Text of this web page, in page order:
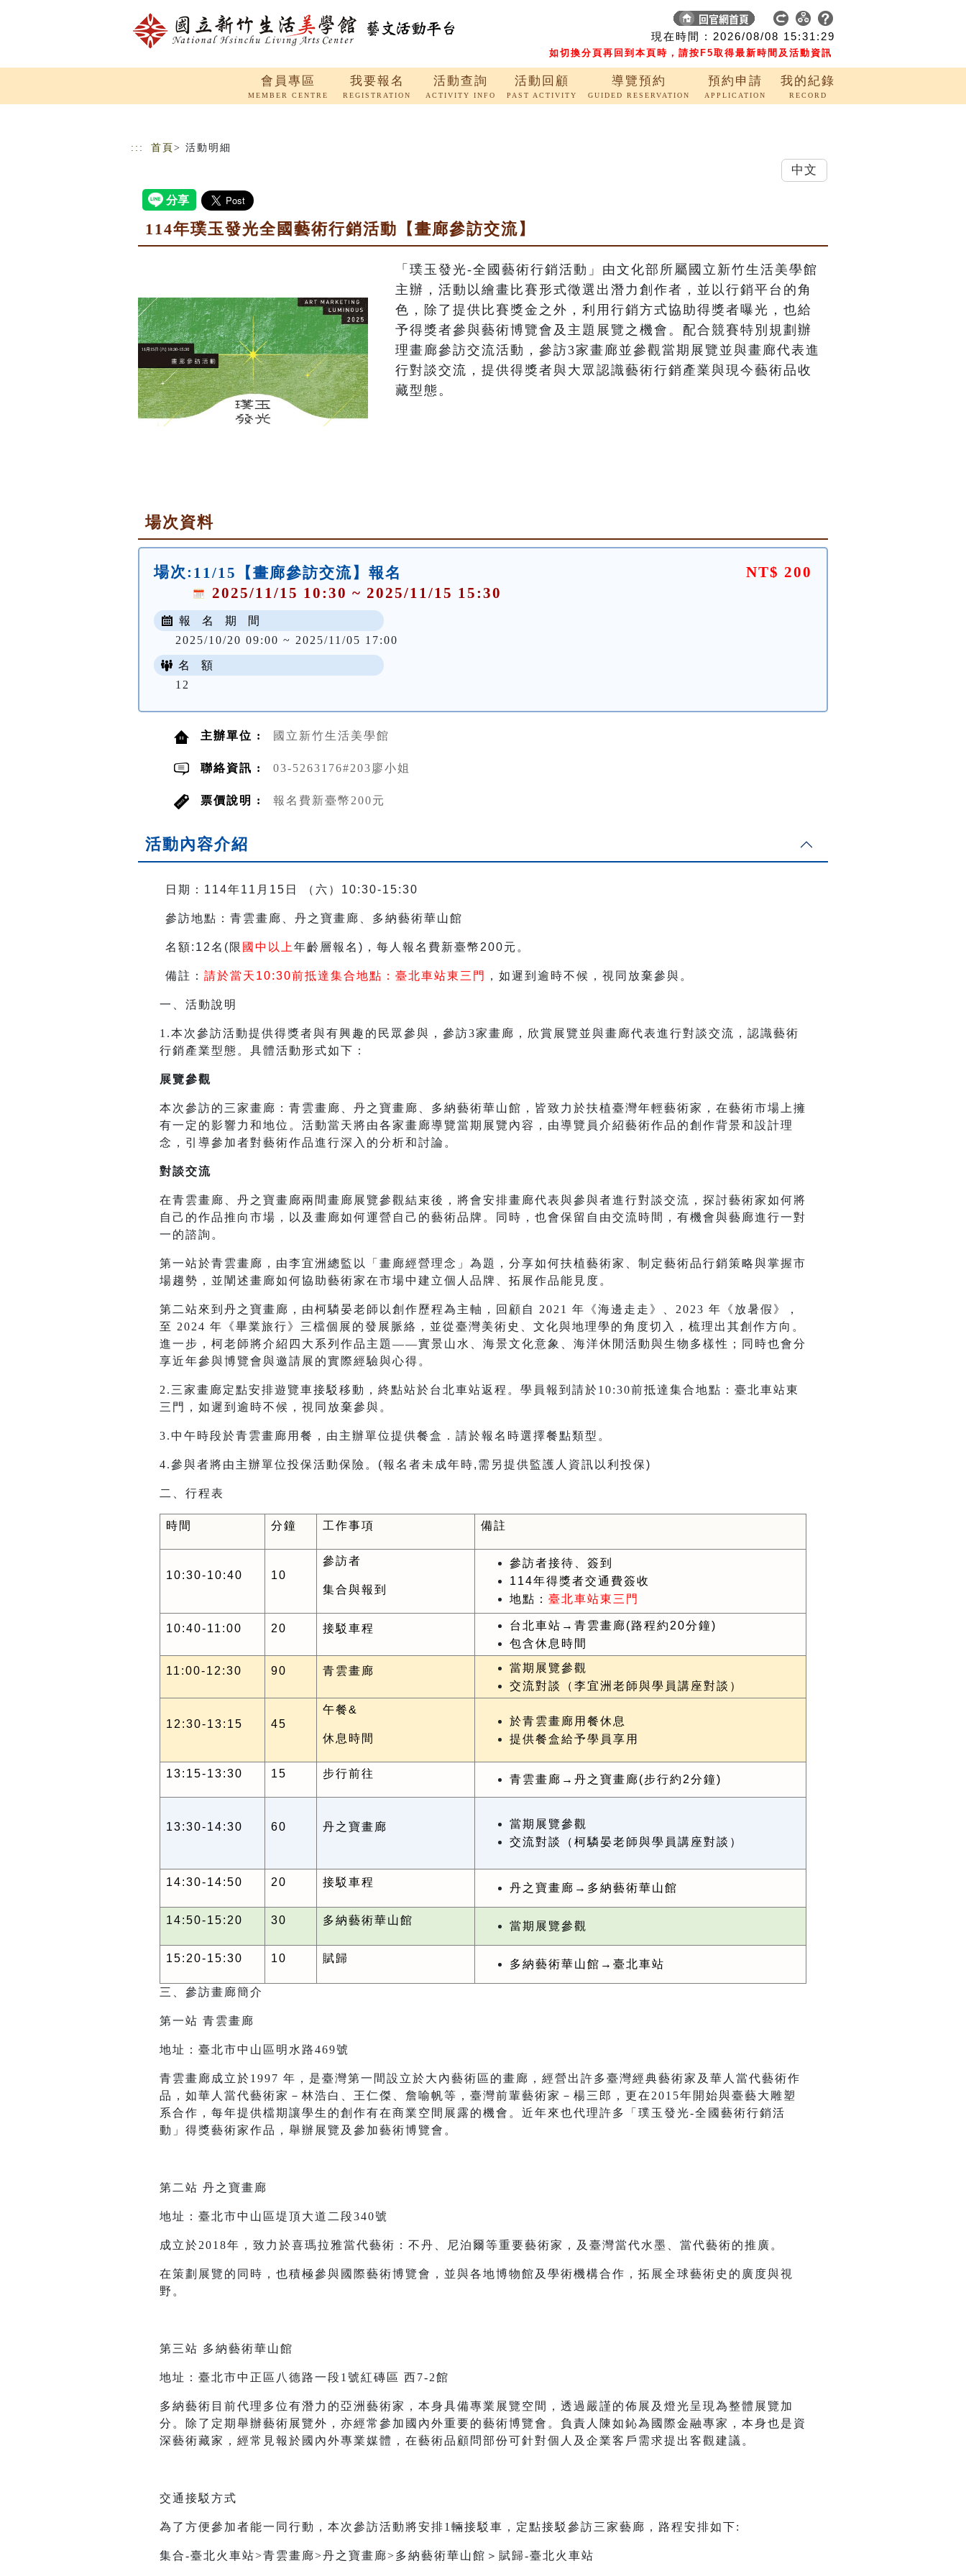
現在時間 : 2026/08/08 15:31:30
如切換分頁再回到本頁時，請按F5取得最新時間及活動資訊
會員專區
MEMBER CENTRE
我要報名
REGISTRATION
活動查詢
ACTIVITY INFO
活動回顧
PAST ACTIVITY
導覽預約
GUIDED RESERVATION
預約申請
APPLICATION
我的紀錄
RECORD
::: 首頁 > 活動明細
114年璞玉發光全國藝術行銷活動【畫廊參訪交流】
「璞玉發光-全國藝術行銷活動」由文化部所屬國立新竹生活美學館
主辦，活動以繪畫比賽形式徵選出潛力創作者，並以行銷平台的角
色，除了提供比賽獎金之外，利用行銷方式協助得獎者曝光，也給
予得獎者參與藝術博覽會及主題展覽之機會。配合競賽特別規劃辦
理畫廊參訪交流活動，參訪3家畫廊並參觀當期展覽並與畫廊代表進
行對談交流，提供得獎者與大眾認識藝術行銷產業與現今藝術品收
藏型態。
場次資料
場次: 11/15【畫廊參訪交流】報名
2025/11/15 10:30 ~ 2025/11/15 15:30
NT$ 200
報 名 期 間
2025/10/20 09:00 ~ 2025/11/05 17:00
名 額
12
主辦單位 : 國立新竹生活美學館
聯絡資訊 : 03-5263176#203廖小姐
票價說明 : 報名費新臺幣200元
活動內容介紹
日期：114年11月15日 （六）10:30-15:30
參訪地點： 青雲畫廊、丹之寶畫廊、多納藝術華山館
名額:12名(限 國中以上 年齡層報名)，每人報名費新臺幣200元。
備註： 請於當天10:30前抵達集合地點：臺北車站東三門 ，如遲到逾時不候，視同放棄參與 。
一、活動說明
1.本次參訪活動提供得獎者與有興趣的民眾參與，參訪3家畫廊，欣賞展覽並與畫廊代表進行對談交流，認識藝術
行銷產業型態。具體活動形式如下：
展覽參觀
本次參訪的三家畫廊：青雲畫廊、丹之寶畫廊、多納藝術華山館，皆致力於扶植臺灣年輕藝術家，在藝術市場上擁
有一定的影響力和地位。活動當天將由各家畫廊導覽當期展覽內容，由導覽員介紹藝術作品的創作背景和設計理
念，引導參加者對藝術作品進行深入的分析和討論。
對談交流
在青雲畫廊、丹之寶畫廊兩間畫廊展覽參觀結束後，將會安排畫廊代表與參與者進行對談交流，探討藝術家如何將
自己的作品推向市場，以及畫廊如何運營自己的藝術品牌。同時，也會保留自由交流時間，有機會與藝廊進行一對
一的諮詢。
第一站於青雲畫廊，由李宜洲總監以「畫廊經營理念」為題，分享如何扶植藝術家、制定藝術品行銷策略與掌握市
場趨勢，並闡述畫廊如何協助藝術家在市場中建立個人品牌、拓展作品能見度。
第二站來到丹之寶畫廊，由柯驎晏老師以創作歷程為主軸，回顧自 2021 年《海邊走走》、2023 年《放暑假》，
至 2024 年《畢業旅行》三檔個展的發展脈絡，並從臺灣美術史、文化與地理學的角度切入，梳理出其創作方向。
進一步，柯老師將介紹四大系列作品主題——實景山水、海景文化意象、海洋休閒活動與生物多樣性；同時也會分
享近年參與博覽會與邀請展的實際經驗與心得。
2.三家畫廊定點安排遊覽車接駁移動，終點站於台北車站返程。學員報到請於10:30前抵達集合地點：臺北車站東
三門，如遲到逾時不候，視同放棄參與。
3.中午時段於青雲畫廊用餐，由主辦單位提供餐盒．請於報名時選擇餐點類型。
4.參與者將由主辦單位投保活動保險。 (報名者未成年時,需另提供監護人資訊以利投保)
二、行程表
時間 分鐘 工作事項 備註
10:30-10:40 10
參訪者
集合與報到
參訪者接待、簽到
114年得獎者交通費簽收
地點： 臺北車站東三門
10:40-11:00 20 接駁車程
台北車站→青雲畫廊(路程約20分鐘)
包含休息時間
11:00-12:30 90 青雲畫廊
當期展覽參觀
交流對談（李宜洲老師與學員講座對談）
12:30-13:15 45
午餐&
休息時間
於青雲畫廊用餐休息
提供餐盒給予學員享用
13:15-13:30 15 步行前往 青雲畫廊→丹之寶畫廊(步行約2分鐘)
13:30-14:30 60 丹之寶畫廊
當期展覽參觀
交流對談（柯驎晏老師與學員講座對談）
14:30-14:50 20 接駁車程 丹之寶畫廊→多納藝術華山館
14:50-15:20 30 多納藝術華山館 當期展覽參觀
15:20-15:30 10 賦歸 多納藝術華山館→臺北車站
三、參訪畫廊簡介
第一站 青雲畫廊
地址：臺北市中山區明水路469號
青雲畫廊成立於1997 年，是臺灣第一間設立於大內藝術區的畫廊，經營出許多臺灣經典藝術家及華人當代藝術作
品，如華人當代藝術家－林浩白、王仁傑、詹喻帆等，臺灣前輩藝術家－楊三郎，更在2015年開始與臺藝大雕塑
系合作，每年提供檔期讓學生的創作有在商業空間展露的機會。近年來也代理許多「璞玉發光-全國藝術行銷活
動」得獎藝術家作品，舉辦展覽及參加藝術博覽會。
第二站 丹之寶畫廊
地址：臺北市中山區堤頂大道二段340號
成立於2018年，致力於喜瑪拉雅當代藝術：不丹、尼泊爾等重要藝術家，及臺灣當代水墨、當代藝術的推廣。
在策劃展覽的同時，也積極參與國際藝術博覽會，並與各地博物館及學術機構合作，拓展全球藝術史的廣度與視
野。
第三站 多納藝術華山館
地址：臺北市中正區八德路一段1號紅磚區 西7-2館
多納藝術目前代理多位有潛力的亞洲藝術家，本身具備專業展覽空間，透過嚴謹的佈展及燈光呈現為整體展覽加
分。除了定期舉辦藝術展覽外，亦經常參加國內外重要的藝術博覽會。負責人陳如鈊為國際金融專家，本身也是資
深藝術藏家，經常見報於國內外專業媒體，在藝術品顧問部份可針對個人及企業客戶需求提出客觀建議。
交通接駁方式
為了方便參加者能一同行動，本次參訪活動將安排1輛接駁車，定點接駁參訪三家藝廊，路程安排如下:
集合-臺北火車站>青雲畫廊>丹之寶畫廊>多納藝術華山館＞賦歸-臺北火車站